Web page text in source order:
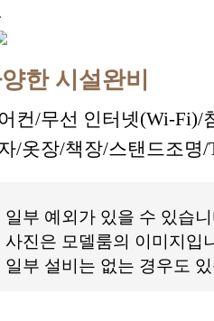
한 시설완비
컨/무선 인터넷(Wi-Fi)/
/옷장/책장/스탠드조명/
일부 예외가 있을 수 있습
사진은 모델룸의 이미지입
일부 설비는 없는 경우도